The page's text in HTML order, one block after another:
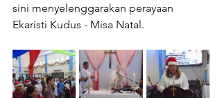
sini menyelenggarakan perayaan
Ekaristi Kudus - Misa Natal.